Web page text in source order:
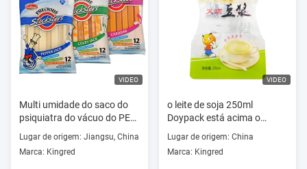
VIDEO
Multi umidade do saco do
psiquiatra do vácuo do PE
EVOH de Composited da
camada - prova
Lugar de origem: Jiangsu, China
Marca: Kingred
VIDEO
o leite de soja 250ml
Doypack está acima o
malote com OEM do bocal
imprimiu
Lugar de origem: China
Marca: Kingred